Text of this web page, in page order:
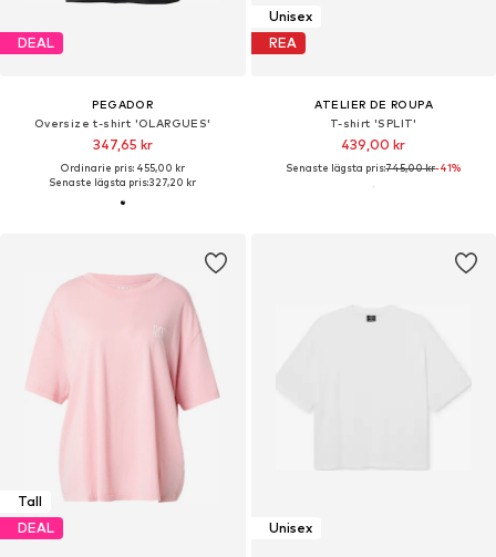
DEAL
PEGADOR
Oversize t-shirt 'OLARGUES'
347,65 kr
Ordinarie pris: 455,00 kr
Senaste lägsta pris:327,20 kr
Unisex
REA
ATELIER DE ROUPA
T-shirt 'SPLIT'
439,00 kr
Senaste lägsta pris:745,00 kr-41%
Tall
DEAL
Unisex